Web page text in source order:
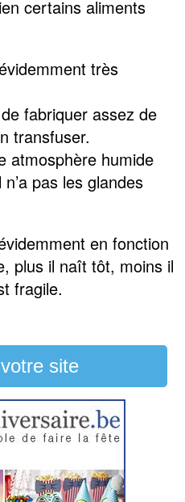
certains aliments
très
fabriquer assez de
transfuser.
atmosphère humide
pas les glandes
en fonction
plus il naît tôt, moins il
fragile.
site